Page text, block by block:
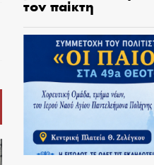
τον παίκτη